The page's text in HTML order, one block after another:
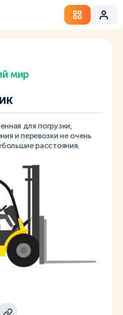
мир
для погрузки,
и перевозки не очень
расстояния.